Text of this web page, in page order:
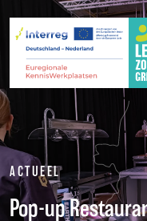
Skip to main content
ACTUEEL
Pop-up